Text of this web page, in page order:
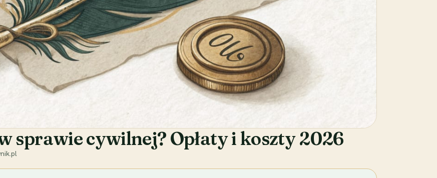
sprawie cywilnej? Opłaty i koszty 2026